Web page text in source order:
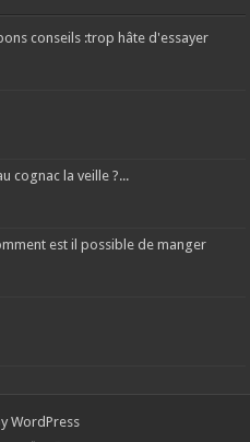
conseils :trop hâte d'essayer
cognac la veille ?...
est il possible de manger
WordPress